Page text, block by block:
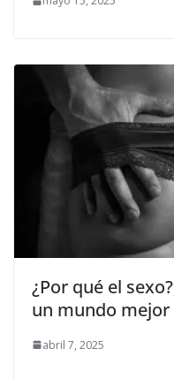
¿Por qué el
un mundo mejor
abril 7, 2025